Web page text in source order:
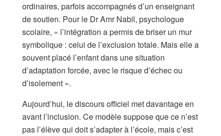
ordinaires, parfois accompagnés d’un enseignant
de soutien. Pour le Dr Amr Nabil, psychologue
scolaire, « l’intégration a permis de briser un mur
symbolique : celui de l’exclusion totale. Mais elle a
souvent placé l’enfant dans une situation
d’adaptation forcée, avec le risque d’échec ou
d’isolement ».
Aujourd’hui, le discours officiel met davantage en
avant l’inclusion. Ce modèle suppose que ce n’est
pas l’élève qui doit s’adapter à l’école, mais c’est